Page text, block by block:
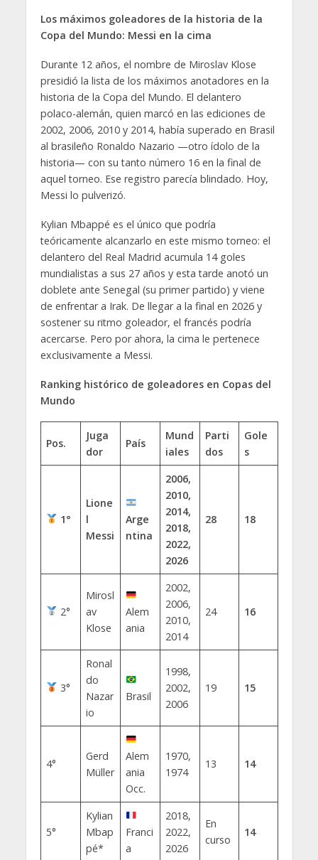
Los máximos goleadores de la historia de la
Copa del Mundo: Messi en la cima
Durante 12 años, el nombre de Miroslav Klose
presidió la lista de los máximos anotadores en la
historia de la Copa del Mundo. El delantero
polaco-alemán, quien marcó en las ediciones de
2002, 2006, 2010 y 2014, había superado en Brasil
al brasileño Ronaldo Nazario —otro ídolo de la
historia— con su tanto número 16 en la final de
aquel torneo. Ese registro parecía blindado. Hoy,
Messi lo pulverizó.
Kylian Mbappé es el único que podría
teóricamente alcanzarlo en este mismo torneo: el
delantero del Real Madrid acumula 14 goles
mundialistas a sus 27 años y esta tarde anotó un
doblete ante Senegal (su primer partido) y viene
de enfrentar a Irak. De llegar a la final en 2026 y
sostener su ritmo goleador, el francés podría
acercarse. Pero por ahora, la cima le pertenece
exclusivamente a Messi.
Ranking histórico de goleadores en Copas del
Mundo
Pos.
Juga
dor
País
Mund
iales
Parti
dos
Gole
s
1°
Lione
l
Messi
Arge
ntina
2006,
2010,
2014,
2018,
2022,
2026
28 18
2°
Mirosl
av
Klose
Alem
ania
2002,
2006,
2010,
2014
24 16
3°
Ronal
do
Nazar
io
Brasil
1998,
2002,
2006
19 15
4°
Gerd
Müller
Alem
ania
Occ.
1970,
1974
13 14
5°
Kylian
Mbap
pé*
Franci
a
2018,
2022,
2026
En
curso
14